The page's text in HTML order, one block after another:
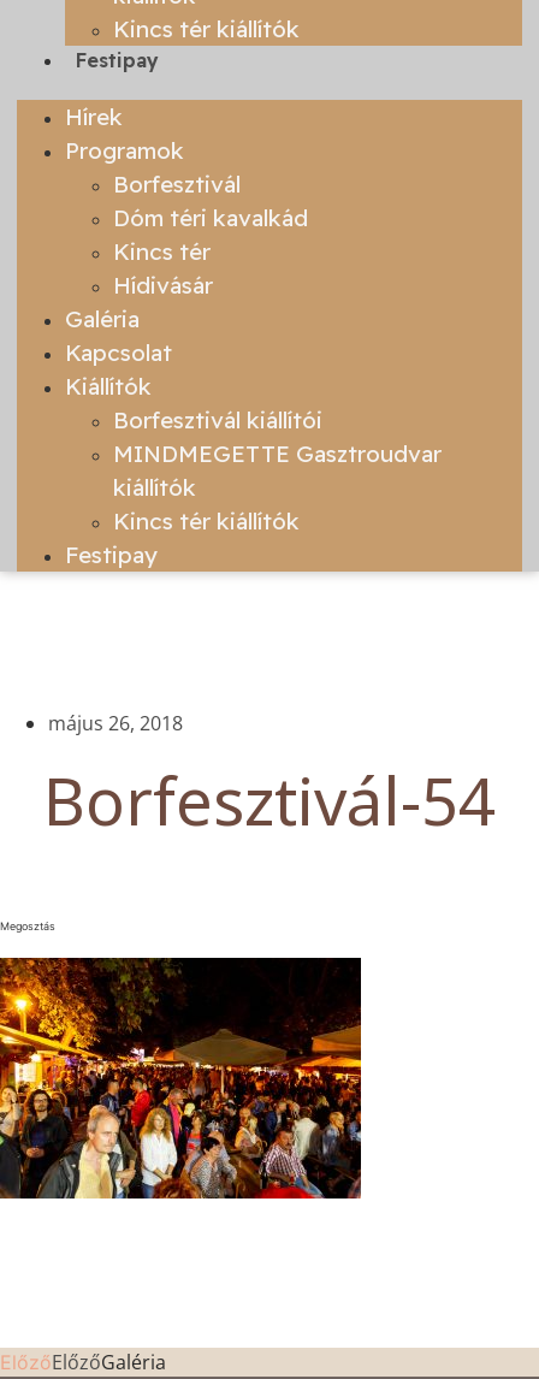
Kincs tér kiállítók
Festipay
Hírek
Programok
Borfesztivál
Dóm téri kavalkád
Kincs tér
Hídivásár
Galéria
Kapcsolat
Kiállítók
Borfesztivál kiállítói
MINDMEGETTE Gasztroudvar
kiállítók
Kincs tér kiállítók
Festipay
május 26, 2018
Borfesztivál-54
Megosztás
ElőzőElőzőGaléria